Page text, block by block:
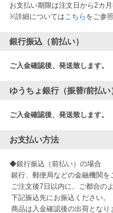
お支払い期限は注文日から2カ月
※詳細についてはこちら をご参
銀行振込（前払い）
ご入金確認後、発送致します。
ゆうちょ銀行（振替/前払い
ご入金確認後、発送致します。
お支払い方法
◆銀行振込（前払い）の場合